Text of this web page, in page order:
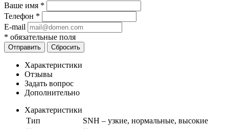
Ваше имя *
Телефон *
E-mail
* обязательные поля
Отправить Сбросить
Характеристики
Отзывы
Задать вопрос
Дополнительно
Характеристики
Тип
SNH – узкие, нормальные, высокие